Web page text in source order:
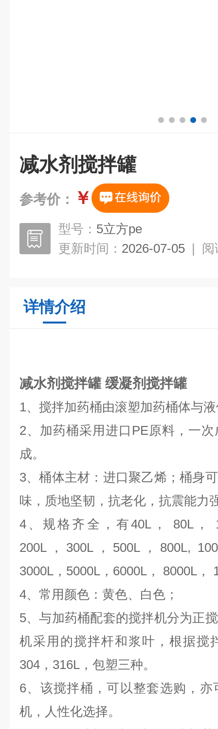
减水剂搅拌罐
参考价： ￥
型号： 5立方pe
更新时间： 2026-07-05 | 阅
详情介绍
减水剂搅拌罐缓凝剂搅拌罐
1、搅拌加药桶由滚塑加药桶体与
2、加药桶采用进口PE原料，一
成。
3、桶体主材：进口聚乙烯；桶身
味，质地坚韧，抗老化，抗震能力
4、规格齐全，有40L， 80L，
200L，300L，500L，800L,
3000L，5000L，6000L， 8000L，
4、常用颜色：黄色、白色；
5、与加药桶配套的搅拌机分为正
机采用的搅拌杆和浆叶，根据搅
304，316L，包塑三种。
6、该搅拌桶，可以整套选购，
机，人性化选择。